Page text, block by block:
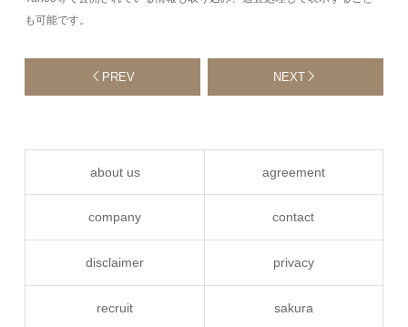
も可能です。
PREV NEXT
about us agreement
company contact
disclaimer privacy
recruit sakura